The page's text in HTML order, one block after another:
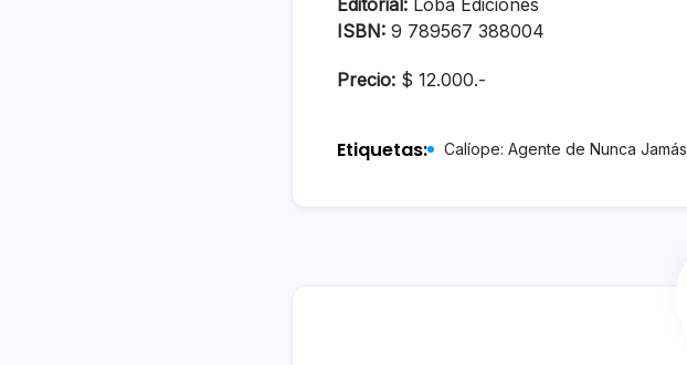
ISBN: 9 789567 388004
Precio: $ 12.000.-
Etiquetas: Calíope: Agente de Nunca Jamás